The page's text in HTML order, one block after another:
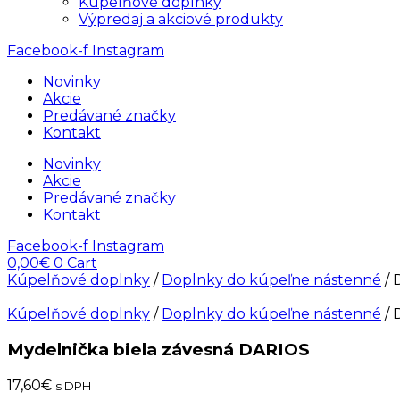
Výpredaj a akciové produkty
Facebook-f Instagram
Novinky
Akcie
Predávané značky
Kontakt
Novinky
Akcie
Predávané značky
Kontakt
Facebook-f Instagram
0,00€ 0 Cart
Kúpelňové doplnky / Doplnky do kúpeľne nástenné /
Kúpelňové doplnky / Doplnky do kúpeľne nástenné /
Mydelnička biela závesná DARIOS
17,60€ s DPH